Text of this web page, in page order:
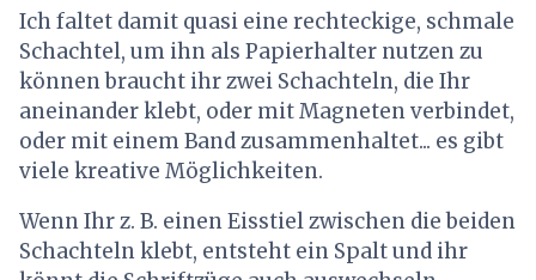
Ich faltet damit quasi eine rechteckige, schmale
Schachtel, um ihn als Papierhalter nutzen zu
können braucht ihr zwei Schachteln, die Ihr
aneinander klebt, oder mit Magneten verbindet,
oder mit einem Band zusammenhaltet... es gibt
viele kreative Möglichkeiten.
Wenn Ihr z. B. einen Eisstiel zwischen die beiden
Schachteln klebt, entsteht ein Spalt und ihr